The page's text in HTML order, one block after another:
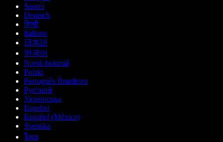
Suomi
Deutsch
हिन्दी
Italiano
日本語
한국어
Norsk bokmål
Polski
Português Brasileiro
Русский
Українська
Español
Español (México)
Svenska
ไทย